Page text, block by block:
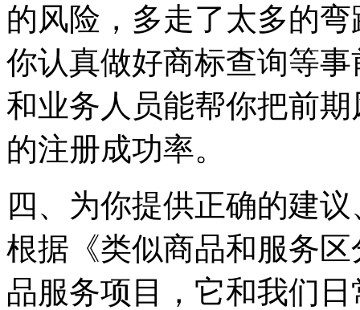
的风险，多走了太多的
你认真做好商标查询等
和业务人员能帮你把前
的注册成功率。
四、为你提供正确的建
根据《类似商品和服务
品服务项目，它和我们